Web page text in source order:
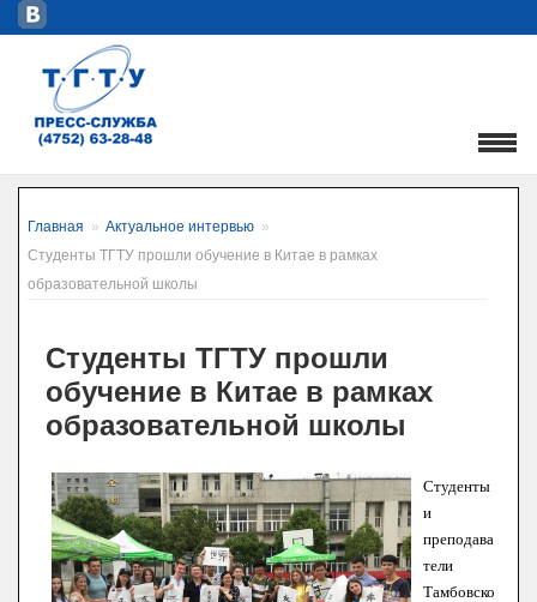
Главная » Актуальное интервью »
Студенты ТГТУ прошли обучение в Китае в рамках
образовательной школы
Студенты ТГТУ прошли
обучение в Китае в рамках
образовательной школы
Студенты
и
преподава
тели
Тамбовско